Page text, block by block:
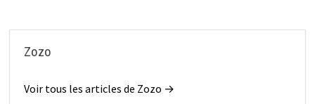
Zozo
Voir tous les articles de Zozo →